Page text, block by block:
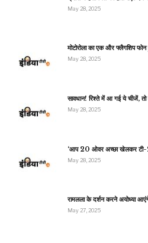
May 28, 2025
मोटोरोला का एक और फ्लैगशिप
May 28, 2025
सावधान! रिश्ते में आ गई ये चीजें,
May 28, 2025
‘आप 20 ओवर अच्छा खेलकर
May 28, 2025
रामलला के दर्शन करने अयोध्या
May 27, 2025